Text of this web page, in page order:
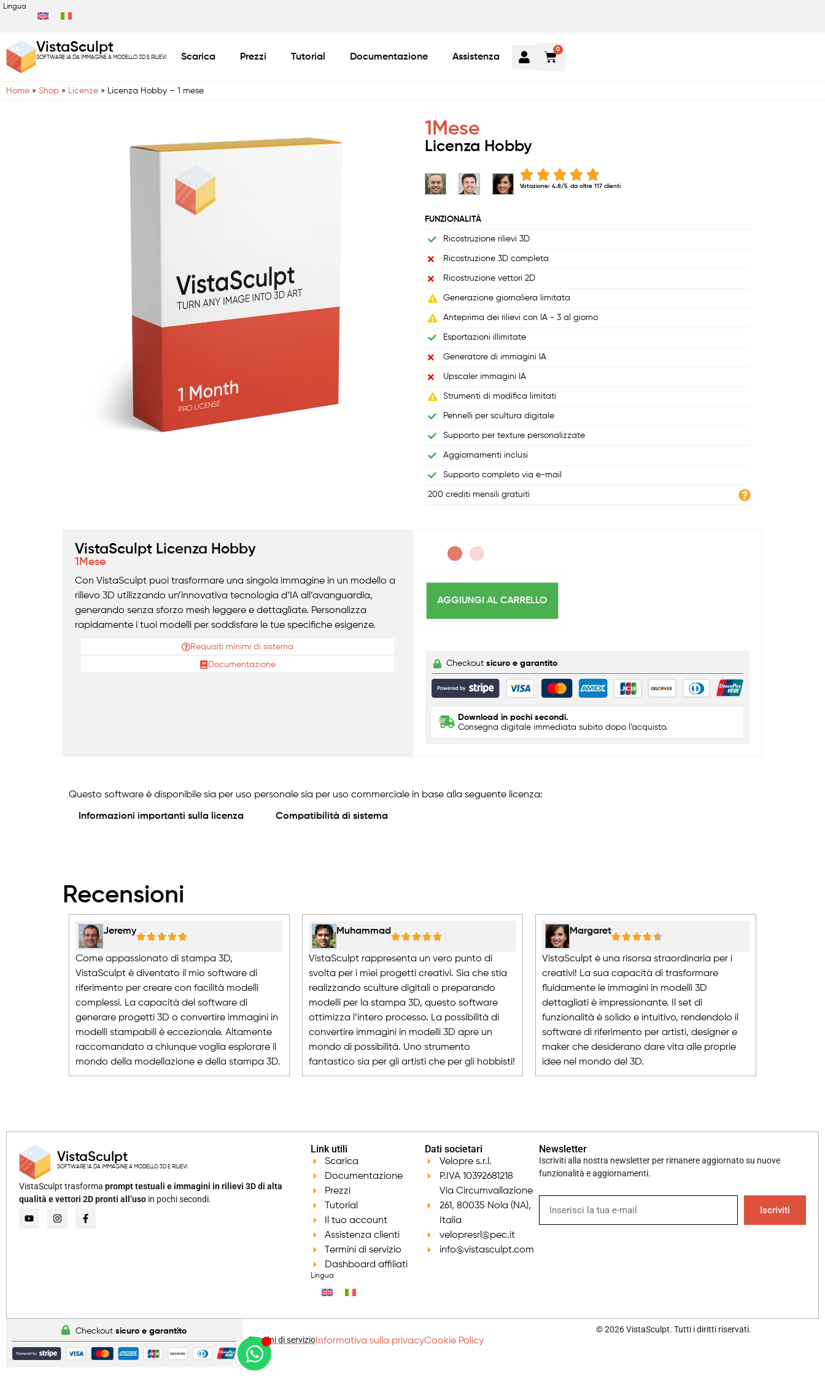
Lingua
VistaSculpt
SOFTWARE IA DA IMMAGINE A MODELLO 3D E RILIEVI Scarica Prezzi Tutorial Documentazione Assistenza
0
Home » Shop » Licenze » Licenza Hobby – 1 mese
1 Mese
Licenza Hobby
Votazione: 4.8/5 da oltre 117 clienti
FUNZIONALITÀ
Ricostruzione rilievi 3D
Ricostruzione 3D completa
Ricostruzione vettori 2D
Generazione giornaliera limitata
Anteprima dei rilievi con IA - 3 al giorno
Esportazioni illimitate
Generatore di immagini IA
Upscaler immagini IA
Strumenti di modifica limitati
Pennelli per scultura digitale
Supporto per texture personalizzate
Aggiornamenti inclusi
Supporto completo via e-mail
200 crediti mensili gratuiti
VistaSculpt Licenza Hobby
1 Mese
Con VistaSculpt puoi trasformare una singola immagine in un modello a
rilievo 3D utilizzando un’innovativa tecnologia d’IA all’avanguardia,
generando senza sforzo mesh leggere e dettagliate. Personalizza
rapidamente i tuoi modelli per soddisfare le tue specifiche esigenze.
Requisiti minimi di sistema
Documentazione
AGGIUNGI AL CARRELLO
Checkout sicuro e garantito
Download in pochi secondi.
Consegna digitale immediata subito dopo l’acquisto.
Questo software è disponibile sia per uso personale sia per uso commerciale in base alla seguente licenza:
Informazioni importanti sulla licenza Compatibilità di sistema
Recensioni
Jeremy
Come appassionato di stampa 3D,
VistaSculpt è diventato il mio software di
riferimento per creare con facilità modelli
complessi. La capacità del software di
generare progetti 3D o convertire immagini in
modelli stampabili è eccezionale. Altamente
raccomandato a chiunque voglia esplorare il
mondo della modellazione e della stampa 3D.
Muhammad
VistaSculpt rappresenta un vero punto di
svolta per i miei progetti creativi. Sia che stia
realizzando sculture digitali o preparando
modelli per la stampa 3D, questo software
ottimizza l’intero processo. La possibilità di
convertire immagini in modelli 3D apre un
mondo di possibilità. Uno strumento
fantastico sia per gli artisti che per gli hobbisti!
Margaret
VistaSculpt è una risorsa straordinaria per i
creativi! La sua capacità di trasformare
fluidamente le immagini in modelli 3D
dettagliati è impressionante. Il set di
funzionalità è solido e intuitivo, rendendolo il
software di riferimento per artisti, designer e
maker che desiderano dare vita alle proprie
idee nel mondo del 3D.
VistaSculpt
SOFTWARE IA DA IMMAGINE A MODELLO 3D E RILIEVI
VistaSculpt trasforma prompt testuali e immagini in rilievi 3D di alta
qualità e vettori 2D pronti all’uso in pochi secondi.
Link utili
Scarica
Documentazione
Prezzi
Tutorial
Il tuo account
Assistenza clienti
Termini di servizio
Dashboard affiliati
Lingua
Dati societari
Velopre s.r.l.
P.IVA 10392681218
Via Circumvallazione
261, 80035 Nola (NA),
Italia
velopresrl@pec.it
info@vistasculpt.com
Newsletter
Iscriviti alla nostra newsletter per rimanere aggiornato su nuove
funzionalità e aggiornamenti.
Iscriviti
Checkoutsicuro e garantito
© 2026 VistaSculpt. Tutti i diritti riservati.
Termini di servizioInformativa sulla privacyCookie Policy